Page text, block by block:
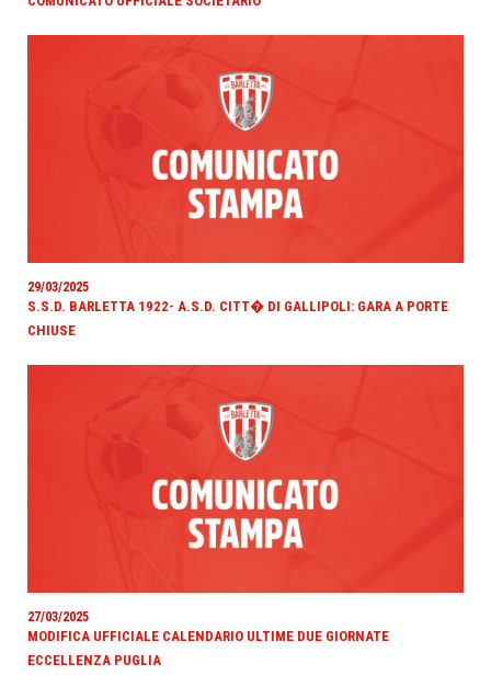
29/03/2025
S.S.D. BARLETTA 1922- A.S.D. CITT� DI GALLIPOLI: GARA A PORTE
CHIUSE
27/03/2025
MODIFICA UFFICIALE CALENDARIO ULTIME DUE GIORNATE
ECCELLENZA PUGLIA